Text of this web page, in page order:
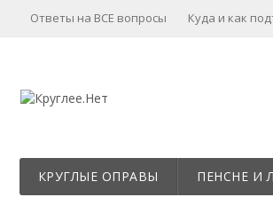
Ответы на ВСЕ вопросы Куда и как
КРУГЛЫЕ ОПРАВЫ ПЕНСНЕ И